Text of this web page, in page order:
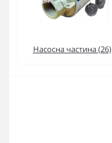
Насосна частина (26)